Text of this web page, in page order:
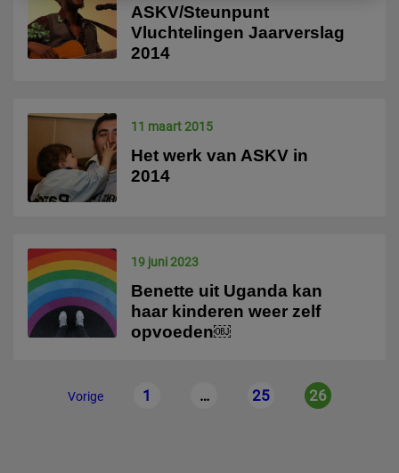
ASKV/Steunpunt
Vluchtelingen Jaarverslag
2014
11 maart 2015
Het werk van ASKV in
2014
19 juni 2023
Benette uit Uganda kan
haar kinderen weer zelf
opvoeden￼
paginering
Vorige 1 … 25 26